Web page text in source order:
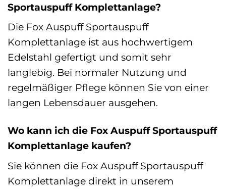
Sportauspuff Komplettanlage?
Die Fox Auspuff Sportauspuff
Komplettanlage ist aus hochwertigem
Edelstahl gefertigt und somit sehr
langlebig. Bei normaler Nutzung und
regelmäßiger Pflege können Sie von einer
langen Lebensdauer ausgehen.
Wo kann ich die Fox Auspuff Sportauspuff
Komplettanlage kaufen?
Sie können die Fox Auspuff Sportauspuff
Komplettanlage direkt in unserem